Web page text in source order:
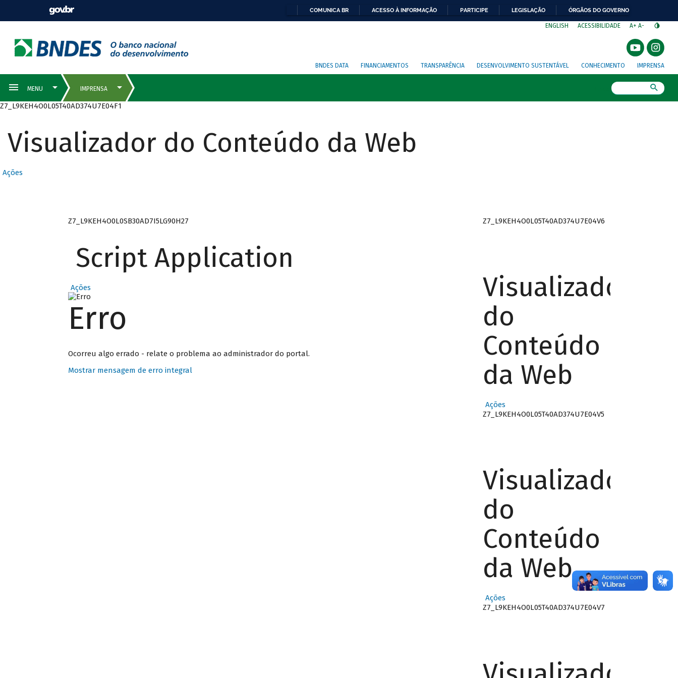
COMUNICA BR ACESSO À INFORMAÇÃO PARTICIPE LEGISLAÇÃO ÓRGÃOS DO GOVERNO
ENGLISH ACESSIBILIDADE A+ A-
BNDES DATA FINANCIAMENTOS TRANSPARÊNCIA DESENVOLVIMENTO SUSTENTÁVEL CONHECIMENTO IMPRENSA
Z7_L9KEH4O0L05T40AD374U7E04F1
Visualizador do Conteúdo da Web
Ações
Z7_L9KEH4O0L0SB30AD7I5LG90H27
Script Application
Ações
Erro
Ocorreu algo errado - relate o problema ao administrador do portal.
Mostrar mensagem de erro integral
Z7_L9KEH4O0L05T40AD374U7E04V6
Visualizador
do
Conteúdo
da Web
Ações
Z7_L9KEH4O0L05T40AD374U7E04V5
Visualizador
do
Conteúdo
da Web
Ações
Z7_L9KEH4O0L05T40AD374U7E04V7